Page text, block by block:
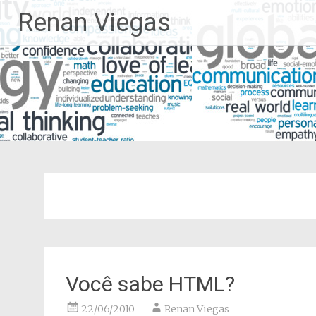
para
o
conteúdo
Renan Viegas
Você sabe HTML?
22/06/2010 Renan Viegas